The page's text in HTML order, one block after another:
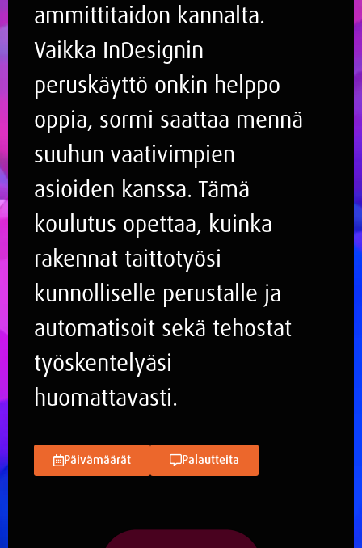
ammittitaidon kannalta.
Vaikka InDesignin
peruskäyttö onkin helppo
oppia, sormi saattaa mennä
suuhun vaativimpien
asioiden kanssa. Tämä
koulutus opettaa, kuinka
rakennat taittotyösi
kunnolliselle perustalle ja
automatisoit sekä tehostat
työskentelyäsi
huomattavasti.
Päivämäärät Palautteita